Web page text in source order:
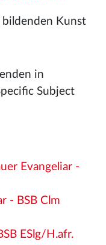
Kunst
in
Subject
Evangeliar -
- BSB Clm
ESlg/H.afr.